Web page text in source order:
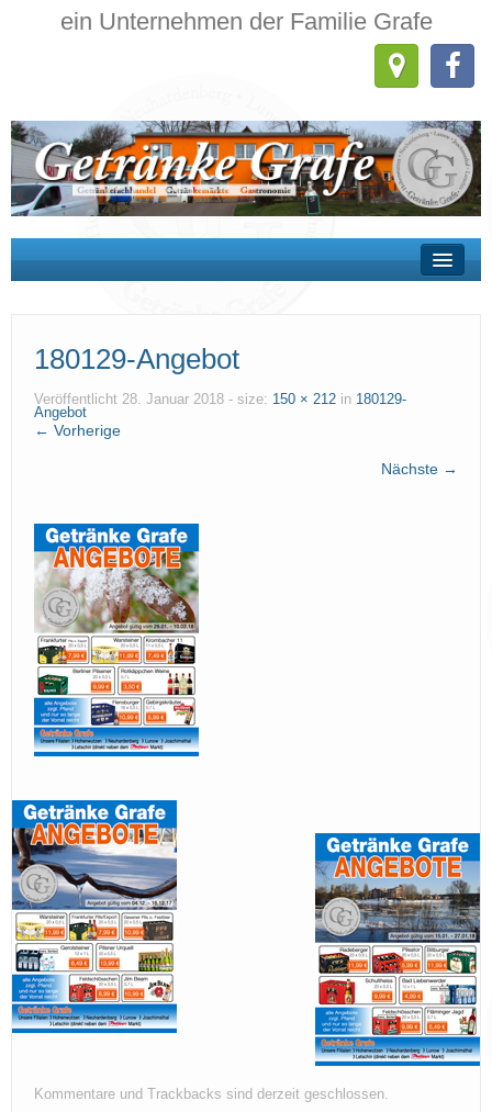
ein Unternehmen der Familie Grafe
Getränkehandel
Getränkemärkte
Gastronomie
180129-Angebot
Veröffentlicht 28. Januar 2018 - size: 150 × 212 in 180129-
Angebot
← Vorherige
Nächste →
Kommentare und Trackbacks sind derzeit geschlossen.